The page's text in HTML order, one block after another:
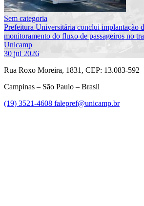
Sem categoria
Prefeitura Universitária conclui implantação
monitoramento do fluxo de passageiros no
Unicamp
30 jul 2026
Rua Roxo Moreira, 1831, CEP: 13.083-592
Campinas – São Paulo – Brasil
(19) 3521-4608 falepref@unicamp.br